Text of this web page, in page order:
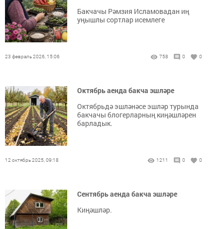
Бакчачы Рәмзия Исламовадан иң
уңышлы сортлар исемлеге
23 февраль 2026, 15:06 758 0 0
Октябрь аенда бакча эшләре
Октябрьдә эшләнәсе эшләр турында
бакчачы блогерларның киңәшләрен
барладык.
12 октябрь 2025, 09:18 1211 0 0
Сентябрь аенда бакча эшләре
Киңәшләр.